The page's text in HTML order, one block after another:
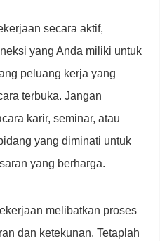
secara aktif,
yang Anda miliki untuk
peluang kerja yang
terbuka. Jangan
karir, seminar, atau
yang diminati untuk
yang berharga.
melibatkan proses
dan ketekunan. Tetaplah